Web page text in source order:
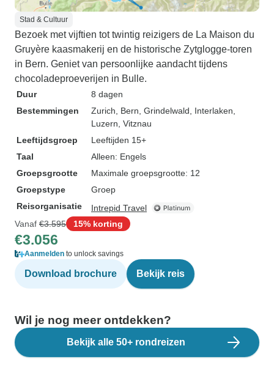
Stad & Cultuur
Bezoek met vijftien tot twintig reizigers de La Maison du
Gruyère kaasmakerij en de historische Zytglogge-toren
in Bern. Geniet van persoonlijke aandacht tijdens
chocoladeproeverijen in Bulle.
Duur
8 dagen
Bestemmingen
Zurich , Bern , Grindelwald , Interlaken
Luzern , Vitznau
Leeftijdsgroep
Leeftijden 15+
Taal
Alleen: Engels
Groepsgrootte
Maximale groepsgrootte: 12
Groepstype
Groep
Reisorganisatie
Intrepid Travel
Vanaf €3.595 15% korting
€3.056
Aanmelden to unlock savings
Download brochure Bekijk reis
Wil je nog meer ontdekken?
Bekijk alle 50+ rondreizen